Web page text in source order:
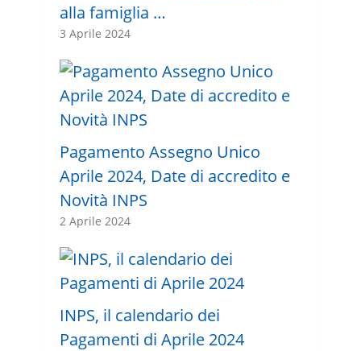
alla famiglia …
3 Aprile 2024
Pagamento Assegno Unico
Aprile 2024, Date di accredito e
Novità INPS
2 Aprile 2024
INPS, il calendario dei
Pagamenti di Aprile 2024